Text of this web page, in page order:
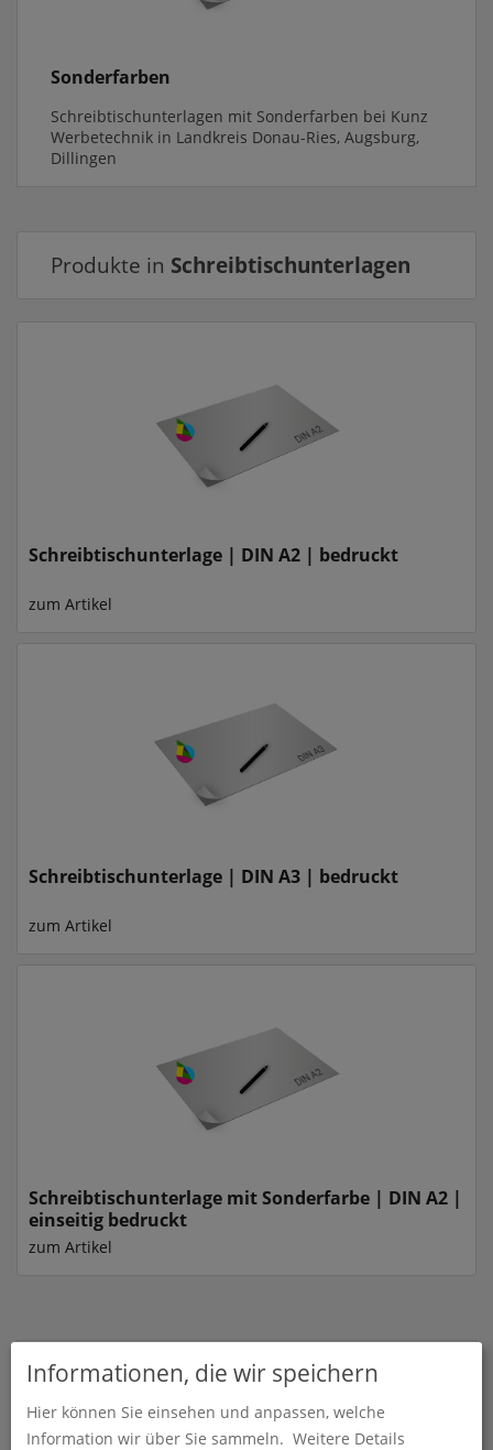
Sonderfarben
Schreibtischunterlagen mit Sonderfarben bei Kunz
Werbetechnik in Landkreis Donau-Ries, Augsburg,
Dillingen
Produkte in Schreibtischunterlagen
Schreibtischunterlage | DIN A2 | bedruckt
zum Artikel
Schreibtischunterlage | DIN A3 | bedruckt
zum Artikel
Schreibtischunterlage mit Sonderfarbe | DIN A2 |
einseitig bedruckt
zum Artikel
Schreibtischunterlagen
Schreibtischunterlagen mit Individuellem
Informationen, die wir speichern
Hier können Sie einsehen und anpassen, welche
Information wir über Sie sammeln. Weitere Details